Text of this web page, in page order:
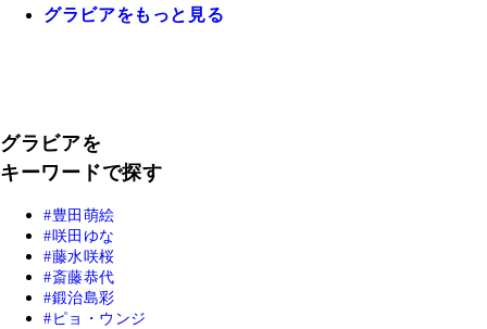
グラビアをもっと見る
グラビアを
キーワードで探す
豊田萌絵
咲田ゆな
藤水咲桜
斎藤恭代
鍛治島彩
ピョ・ウンジ